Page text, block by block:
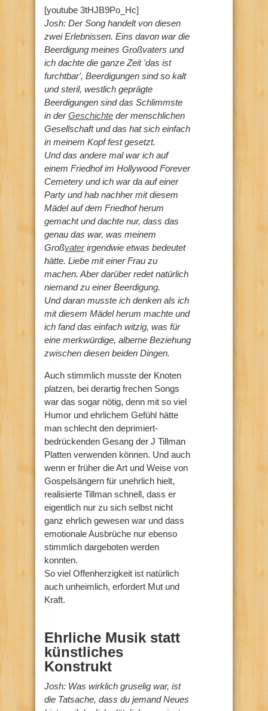
[youtube 3tHJB9Po_Hc]
Josh: Der Song handelt von diesen
zwei Erlebnissen. Eins davon war die
Beerdigung meines Großvaters und
ich dachte die ganze Zeit 'das ist
furchtbar', Beerdigungen sind so kalt
und steril, westlich geprägte
Beerdigungen sind das Schlimmste
in derGeschichte der menschlichen
Gesellschaft und das hat sich einfach
in meinem Kopf fest gesetzt.
Und das andere mal war ich auf
einem Friedhof im Hollywood Forever
Cemetery und ich war da auf einer
Party und hab nachher mit diesem
Mädel auf dem Friedhof herum
gemacht und dachte nur, dass das
genau das war, was meinem
Großvaterirgendwie etwas bedeutet
hätte. Liebe mit einer Frau zu
machen. Aber darüber redet natürlich
niemand zu einer Beerdigung.
Und daran musste ich denken als ich
mit diesem Mädel herum machte und
ich fand das einfach witzig, was für
eine merkwürdige, alberne Beziehung
zwischen diesen beiden Dingen.
Auch stimmlich musste der Knoten
platzen, bei derartig frechen Songs
war das sogar nötig, denn mit so viel
Humor und ehrlichem Gefühl hätte
man schlecht den deprimiert-
bedrückenden Gesang der J Tillman
Platten verwenden können. Und auch
wenn er früher die Art und Weise von
Gospelsängern für unehrlich hielt,
realisierte Tillman schnell, dass er
eigentlich nur zu sich selbst nicht
ganz ehrlich gewesen war und dass
emotionale Ausbrüche nur ebenso
stimmlich dargeboten werden
konnten.
So viel Offenherzigkeit ist natürlich
auch unheimlich, erfordert Mut und
Kraft.
Ehrliche Musik statt
künstliches
Konstrukt
Josh: Was wirklich gruselig war, ist
die Tatsache, dass du jemand Neues